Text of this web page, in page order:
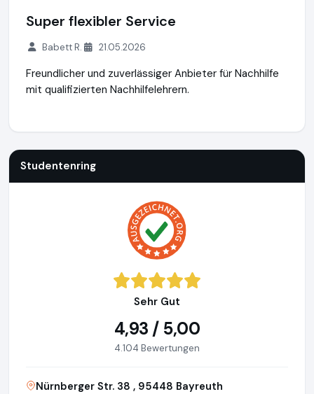
Super flexibler Service
Babett R. 21.05.2026
Freundlicher und zuverlässiger Anbieter für Nachhilfe
mit qualifizierten Nachhilfelehrern.
Studentenring
Sehr Gut
4,93 / 5,00
4.104 Bewertungen
Nürnberger Str. 38 , 95448 Bayreuth